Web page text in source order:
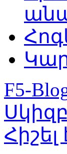
F5-
Սկիզբ
Հիշել